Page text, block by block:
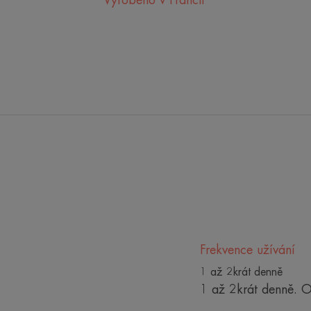
Frekvence užívání
1 až 2krát denně
1 až 2krát denně.